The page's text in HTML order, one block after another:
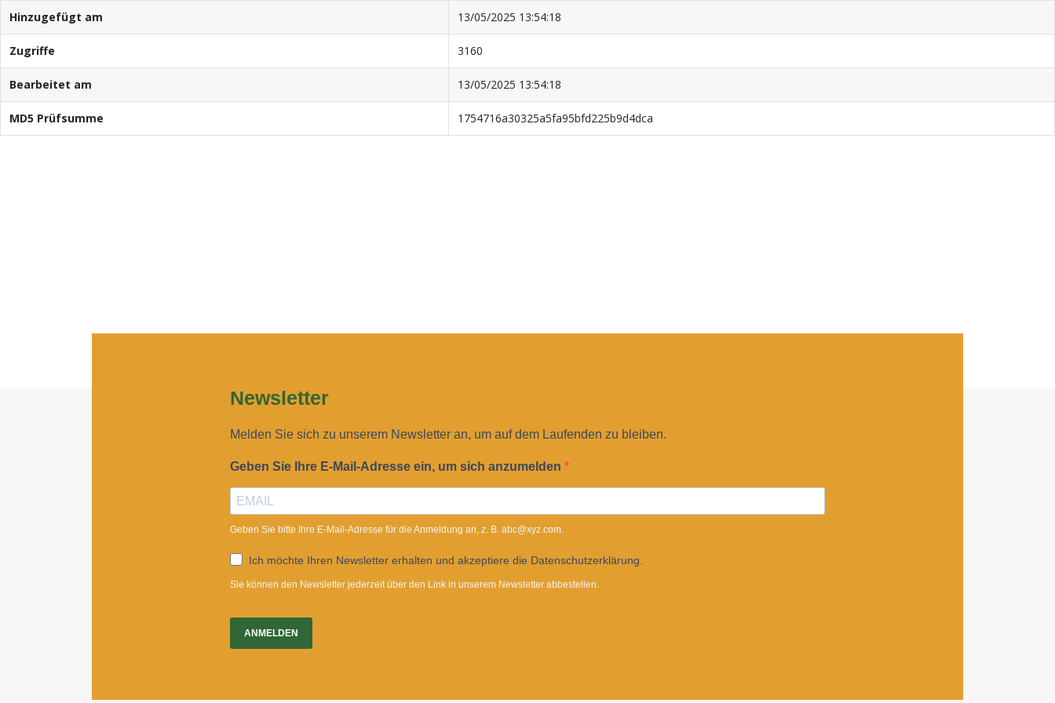
Hinzugefügt am 13/05/2025 13:54:18
Zugriffe 3160
Bearbeitet am 13/05/2025 13:54:18
MD5 Prüfsumme 1754716a30325a5fa95bfd225b9d4dca
Newsletter
Melden Sie sich zu unserem Newsletter an, um auf dem Laufenden zu bleiben.
Geben Sie Ihre E-Mail-Adresse ein, um sich anzumelden
Geben Sie bitte Ihre E-Mail-Adresse für die Anmeldung an, z. B. abc@xyz.com.
Ich möchte Ihren Newsletter erhalten und akzeptiere die Datenschutzerklärung.
Sie können den Newsletter jederzeit über den Link in unserem Newsletter abbestellen.
ANMELDEN